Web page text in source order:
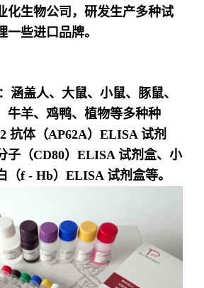
化生物公司，研发生产多种试
些进口品牌。
涵盖人、大鼠、小鼠、豚鼠、
牛羊、鸡鸭、植物等多种种
抗体（AP62A）ELISA 试剂
子（CD80）ELISA 试剂盒、小
（f - Hb）ELISA 试剂盒等。